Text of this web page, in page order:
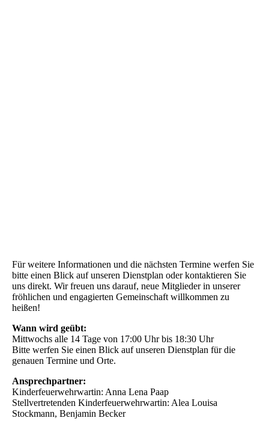
Für weitere Informationen und die nächsten Termine werfen Sie
bitte einen Blick auf unseren Dienstplan oder kontaktieren Sie
uns direkt. Wir freuen uns darauf, neue Mitglieder in unserer
fröhlichen und engagierten Gemeinschaft willkommen zu
heißen!
Wann wird geübt:
Mittwochs alle 14 Tage von 17:00 Uhr bis 18:30 Uhr
Bitte werfen Sie einen Blick auf unseren Dienstplan für die
genauen Termine und Orte.
Ansprechpartner:
Kinderfeuerwehrwartin: Anna Lena Paap
Stellvertretenden Kinderfeuerwehrwartin: Alea Louisa
Stockmann, Benjamin Becker